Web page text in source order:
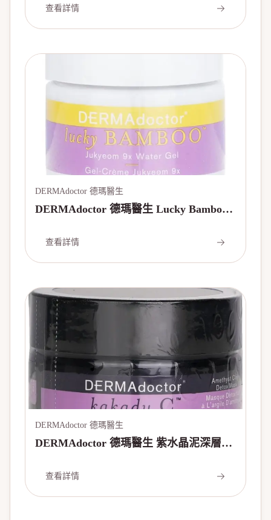
查看詳情
DERMAdoctor 德瑪醫生
DERMAdoctor 德瑪醫生 Lucky Bamboo
查看詳情
DERMAdoctor 德瑪醫生
DERMAdoctor 德瑪醫生 紫水晶泥深層潔
Mask 50ml/1.7oz
查看詳情